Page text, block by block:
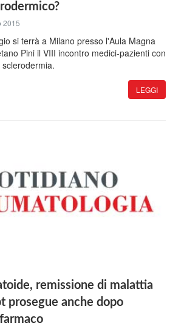
2015
si terrà a Milano presso l'Aula Magna
Pini il VIII incontro medici-pazienti con
LEGGI
remissione di malattia
prosegue anche dopo